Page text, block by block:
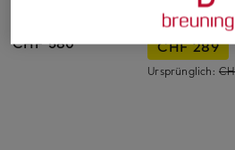
CHF 580
Dirndl
CHF 289
Ursprünglich: